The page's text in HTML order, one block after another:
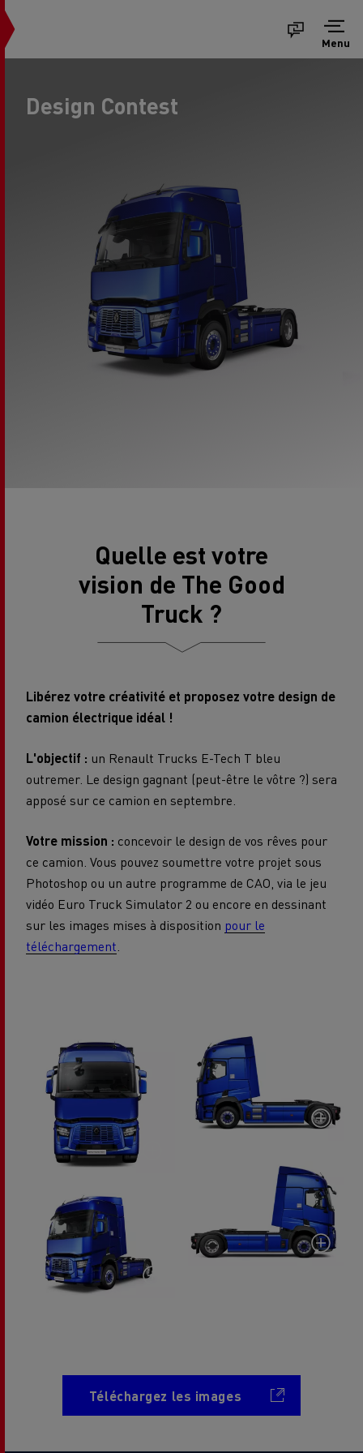
Menu
Design Contest
Quelle est votre
vision de The Good
Truck ?
Libérez votre créativité et proposez votre design de
camion électrique idéal !
L'objectif : un Renault Trucks E-Tech T bleu
outremer. Le design gagnant (peut-être le vôtre ?) sera
apposé sur ce camion en septembre.
Votre mission : concevoir le design de vos rêves pour
ce camion. Vous pouvez soumettre votre projet sous
Photoshop ou un autre programme de CAO, via le jeu
vidéo Euro Truck Simulator 2 ou encore en dessinant
sur les images mises à disposition pour le
téléchargement
Téléchargez les images